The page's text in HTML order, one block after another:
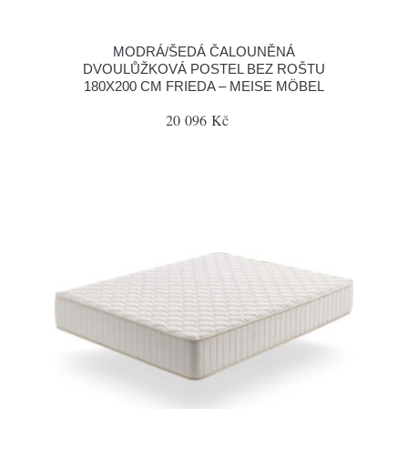
MODRÁ/ŠEDÁ ČALOUNĚNÁ
DVOULŮŽKOVÁ POSTEL BEZ ROŠTU
180X200 CM FRIEDA – MEISE MÖBEL
20 096 Kč